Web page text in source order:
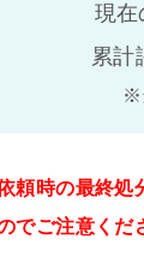
現在
累計
※
頼時の最終処
でご注意くだ